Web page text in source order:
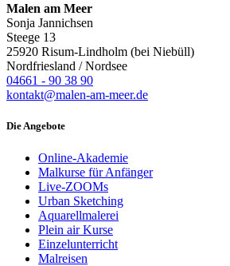
Malen am Meer
Sonja Jannichsen
Steege 13
25920 Risum-Lindholm (bei Niebüll)
Nordfriesland / Nordsee
04661 - 90 38 90
kontakt@malen-am-meer.de
Die Angebote
Online-Akademie
Malkurse für Anfänger
Live-ZOOMs
Urban Sketching
Aquarellmalerei
Plein air Kurse
Einzelunterricht
Malreisen